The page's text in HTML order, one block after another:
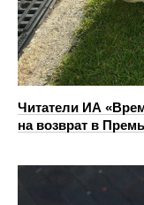
Читатели ИА
на возврат в